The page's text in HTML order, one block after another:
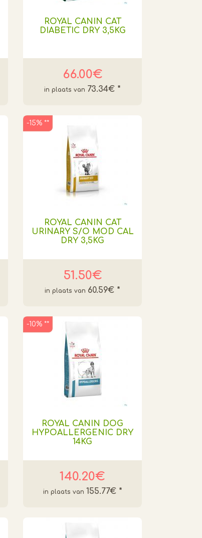
ROYAL CANIN CAT
DIABETIC DRY 3,5KG
66.00€
73.34€ *
ROYAL CANIN CAT
URINARY S/O MOD CAL
DRY 3,5KG
51.50€
60.59€ *
-15% **
ROYAL CANIN DOG
HYPOALLERGENIC DRY
14KG
140.20€
155.77€ *
-10% **